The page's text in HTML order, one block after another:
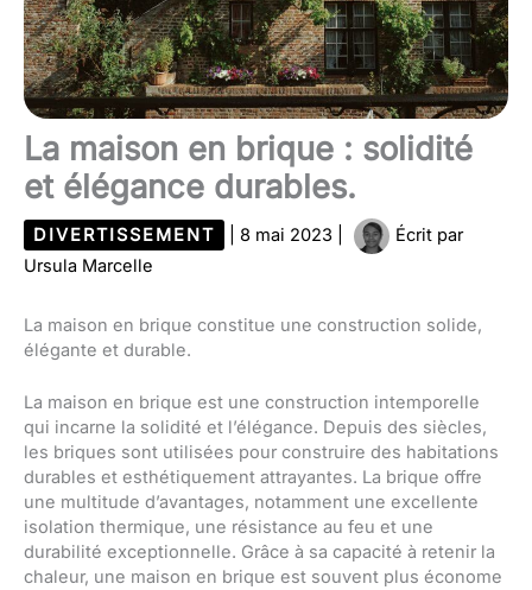
La maison en brique : solidité
et élégance durables.
DIVERTISSEMENT 8 mai 2023
Écrit par
Ursula Marcelle
La maison en brique constitue une construction solide,
élégante et durable.
La maison en brique est une construction intemporelle
qui incarne la solidité et l’élégance. Depuis des siècles,
les briques sont utilisées pour construire des habitations
durables et esthétiquement attrayantes. La brique offre
une multitude d’avantages, notamment une excellente
isolation thermique, une résistance au feu et une
durabilité exceptionnelle. Grâce à sa capacité à retenir la
chaleur, une maison en brique est souvent plus économe